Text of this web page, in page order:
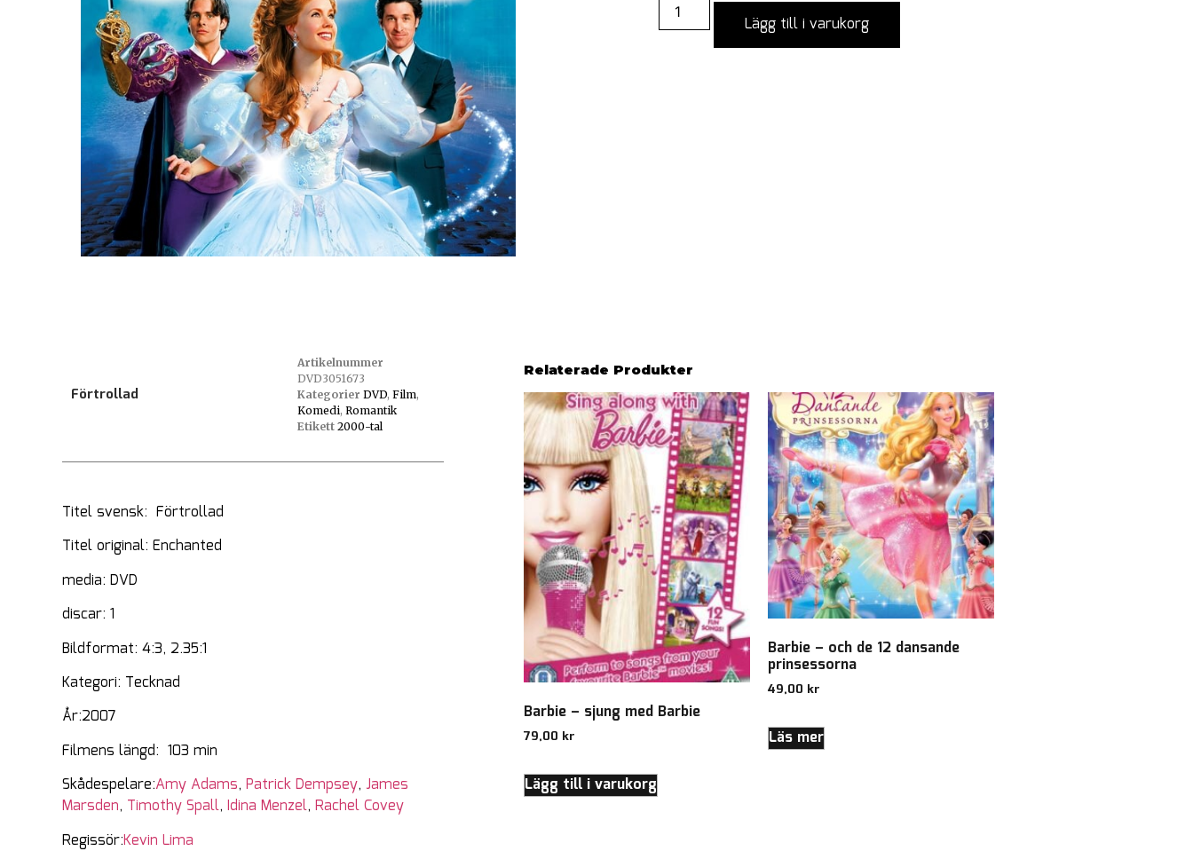
Lägg till i varukorg
Förtrollad
Artikelnummer
DVD3051673
Kategorier DVD, Film,
Komedi, Romantik
Etikett 2000-tal
Titel svensk: Förtrollad
Titel original: Enchanted
media: DVD
discar: 1
Bildformat: 4:3, 2.35:1
Kategori: Tecknad
År:2007
Filmens längd: 103 min
Skådespelare:Amy Adams, Patrick Dempsey, James
Marsden, Timothy Spall, Idina Menzel, Rachel Covey
Regissör:Kevin Lima
Relaterade Produkter
Barbie – sjung med Barbie
79,00 kr
Lägg till i varukorg
Barbie – och de 12 dansande
prinsessorna
49,00 kr
Läs mer